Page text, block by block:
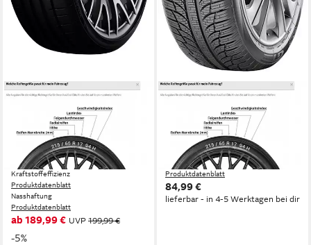
GT RADIAL
Sommerreifen
SPORTACTIVE2, in
verschiedenen Ausführungen
erhältlich
Kraftstoffeffizienz
Produktdatenblatt
Nasshaftung
Produktdatenblatt
ab 189,99 € UVP 199,99 €
-5%
GT RADIAL
GT Radial Ganzjahresreifen
GT RADIAL, 4SEASONS
Kraftstoffeffizienz
Produktdatenblatt
Nasshaftung
Produktdatenblatt
84,99 €
lieferbar - in 4-5 Werktagen bei dir